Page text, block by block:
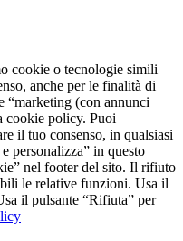
cookie o tecnologie simili
anche per le finalità di
“marketing (con annunci
cookie policy. Puoi
il tuo consenso, in qualsiasi
personalizza” in questo
nel footer del sito. Il rifiuto
le relative funzioni. Usa il
il pulsante “Rifiuta” per